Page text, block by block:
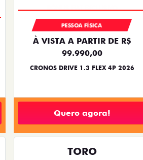
PESSOA FÍSICA
À VISTA A PARTIR DE R$
99.990,00
CRONOS DRIVE 1.3 FLEX 4P 2026
Quero agora!
TORO